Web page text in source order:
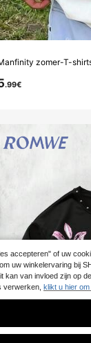
.99€
accepteren" of uw
uw winkelervaring bij
van invloed zijn op
verwerken, klikt u hier